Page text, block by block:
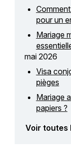
pour un
Mariage
mai 2026
Visa
pièges
Mariage
papiers ?
Voir toutes